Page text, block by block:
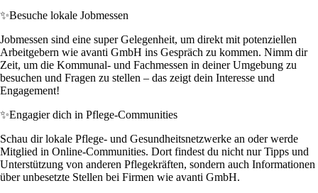
✨Besuche lokale Jobmessen
Jobmessen sind eine super Gelegenheit, um direkt mit potenziellen
Arbeitgebern wie avanti GmbH ins Gespräch zu kommen. Nimm dir
Zeit, um die Kommunal- und Fachmessen in deiner Umgebung zu
besuchen und Fragen zu stellen – das zeigt dein Interesse und
Engagement!
✨Engagier dich in Pflege-Communities
Schau dir lokale Pflege- und Gesundheitsnetzwerke an oder werde
Mitglied in Online-Communities. Dort findest du nicht nur Tipps und
Unterstützung von anderen Pflegekräften, sondern auch Informationen
über unbesetzte Stellen bei Firmen wie avanti GmbH.